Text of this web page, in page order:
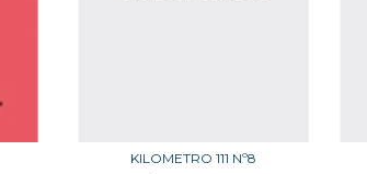
KILOMETRO 111 Nº8